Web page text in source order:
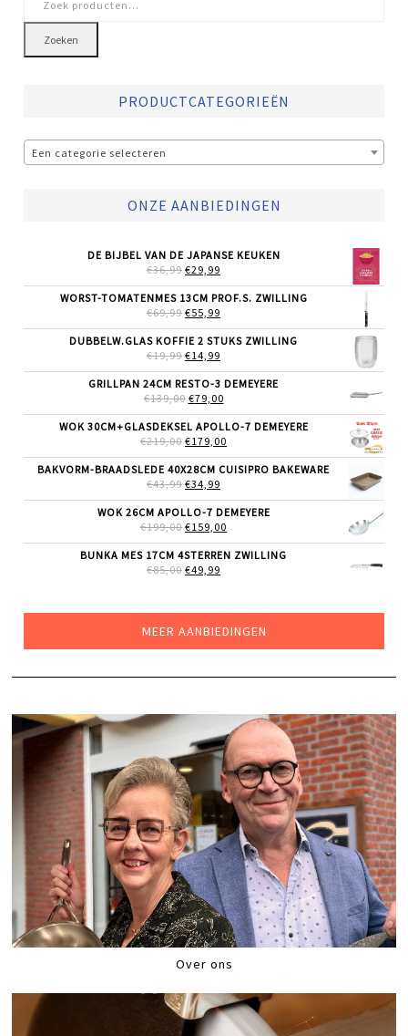
naar:
Zoeken
PRODUCTCATEGORIEËN
Een categorie selecteren
ONZE AANBIEDINGEN
DE BIJBEL VAN DE JAPANSE KEUKEN
€36,99 OORSPRONKELIJKE
WAS:
€36,99.
€29,99
IS:
WORST-TOMATENMES 13CM PROF.S. ZWILLING
€69,99 OORSPRONKELIJKE
WAS:
€69,99.
€55,99
IS:
DUBBELW.GLAS KOFFIE 2 STUKS ZWILLING
€19,99 OORSPRONKELIJKE
WAS:
€19,99.
€14,99
IS:
€14,99.
GRILLPAN 24CM RESTO-3 DEMEYERE
€139,00 OORSPRONKELIJKE
WAS:
€139,00.
€79,00HUIDIGE
IS:
€79,00.
WOK 30CM+GLASDEKSEL APOLLO-7 DEMEYERE
€219,00 OORSPRONKELIJKE
WAS:
€219,00.
€179,00
IS:
BAKVORM-BRAADSLEDE 40X28CM CUISIPRO BAKEWARE
€43,99 OORSPRONKELIJKE
WAS:
€43,99.
€34,99
IS:
€34,99.
WOK 26CM APOLLO-7 DEMEYERE
€199,00 OORSPRONKELIJKE
WAS:
€199,00.
€159,00
IS:
BUNKA MES 17CM 4STERREN ZWILLING
€85,00 OORSPRONKELIJKE
€49,99
MEER AANBIEDINGEN
Over ons